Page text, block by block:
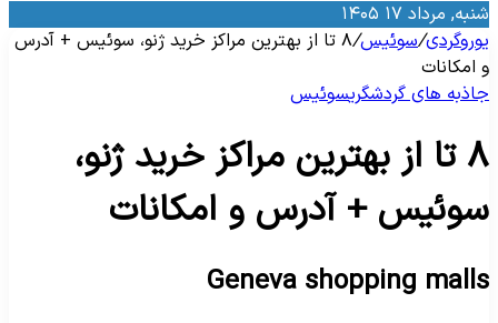
مرداد ۱۷ ۱۴۰۵
/سوئیس/ ۸ تا از بهترین مراکز خرید ژنو، سوئیس + آدرس
امکانات
های گردشگریسوئیس
۸ تا از بهترین مراکز خرید ژنو،
+ آدرس و امکانات
Geneva shopping